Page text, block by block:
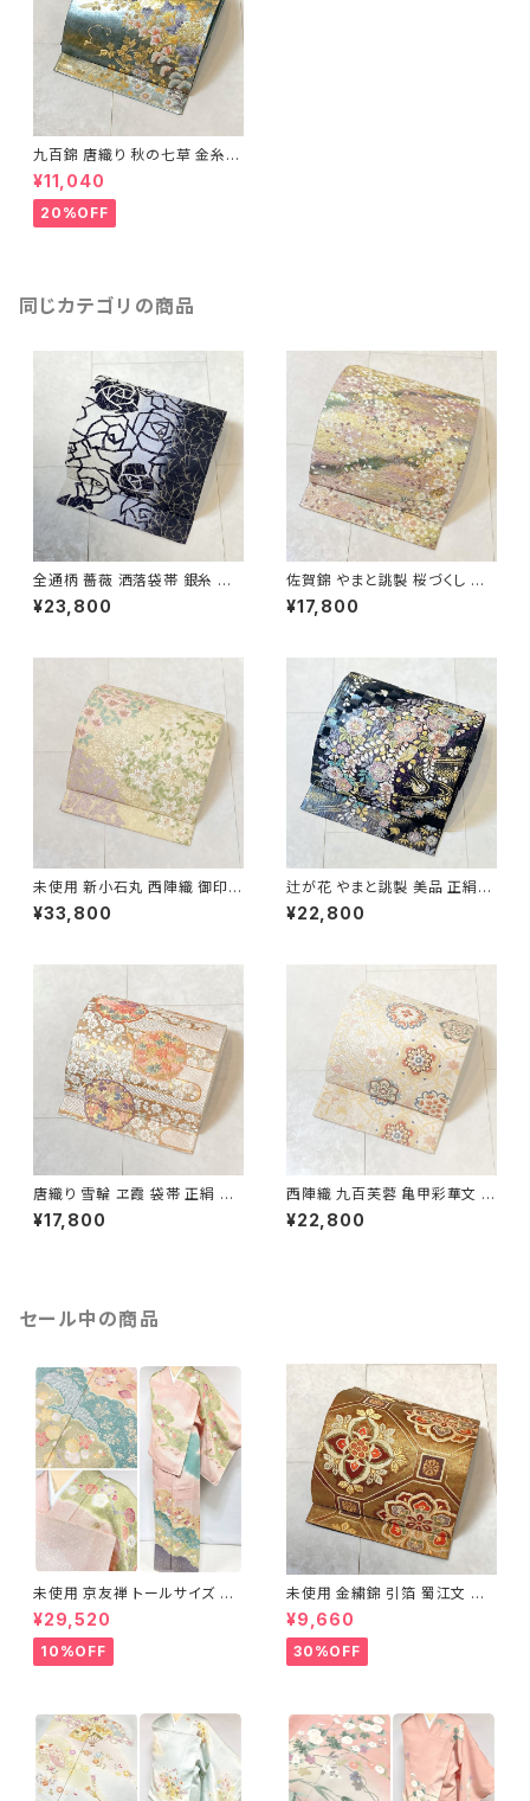
九百錦 唐織り 秋の七草 金糸
銀糸 牡丹 菊 萩 正絹 青緑 紫
ゴールド 566
¥11,040
20%OFF
同じカテゴリの商品
全通柄 薔薇 洒落袋帯 銀糸 長
尺 正絹 白 黒 青紫 659
¥23,800
佐賀錦 やまと誂製 桜づくし 袋
帯 正絹 金銀糸 ラメ ピンク 白
722
¥17,800
未使用 新小石丸 西陣織 御印華
唐織 花柄 袋帯 正絹 金糸 白 ク
リーム ピンク 紫 576
¥33,800
辻が花 やまと誂製 美品 正絹
金糸 袋帯 黒 紺 紫 パステルカ
ラー 702
¥22,800
唐織り 雪輪 ヱ霞 袋帯 正絹 金
糸 白 ピンク 水色 紫 パステルカ
ラー 531
¥17,800
西陣織 九百芙蓉 亀甲彩華文 唐
織り 袋帯 正絹 金糸 クリーム色
白 667
¥22,800
セール中の商品
未使用 京友禅 トールサイズ 染
め分け 金彩 訪問着 袷 正絹 ピ
ンク 黄緑 紫 黄色 1438
¥29,520
10%OFF
未使用 金繍錦 引箔 蜀江文 唐
織 華紋 袋帯 正絹 金糸 ゴール
ド 赤 紫 710
¥9,660
30%OFF